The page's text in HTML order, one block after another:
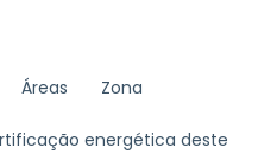
Áreas Zona
energética deste